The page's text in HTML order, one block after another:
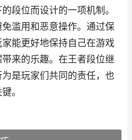
段位而设计的一项机制。
滥用和恶意操作。通过保
能更好地保持自己在游戏
来的乐趣。在王者段位继
是玩家们共同的责任，也
。